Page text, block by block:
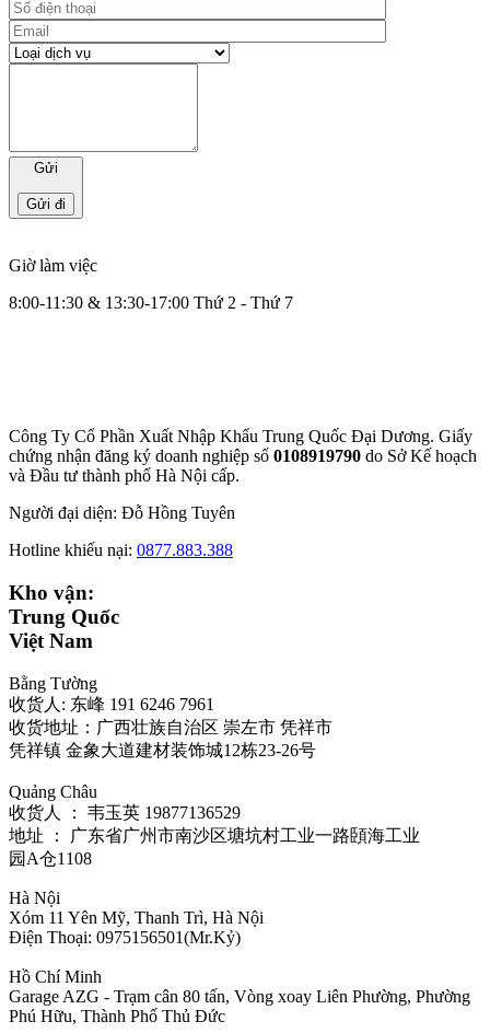
Gửi
Giờ làm việc
8:00-11:30 & 13:30-17:00 Thứ 2 - Thứ 7
Công Ty Cổ Phần Xuất Nhập Khẩu Trung Quốc Đại Dương. Giấy
chứng nhận đăng ký doanh nghiệp số 0108919790 do SởKế hoạch
và Đầu tư thành phố Hà Nội cấp.
Người đại diện: Đỗ Hồng Tuyên
Hotline khiếu nại: 0877.883.388
Kho vận:
Trung Quốc
Việt Nam
Bằng Tường
收货人: 东峰 191 6246 7961
收货地址：广西壮族自治区 崇左市 凭祥市
凭祥镇 金象大道建材装饰城12栋23-26号
Quảng Châu
收货人 ： 韦玉英 19877136529‬
地址 ： 广东省广州市南沙区塘坑村工业一路頣海工业
园A仓1108
Hà Nội
Xóm 11 Yên Mỹ, Thanh Trì, Hà Nội
Điện Thoại: 0975156501(Mr.Kỷ)
Hồ Chí Minh
Garage AZG - Trạm cân 80 tấn, Vòng xoay Liên Phường, Phường
Phú Hữu, Thành Phố Thủ Đức